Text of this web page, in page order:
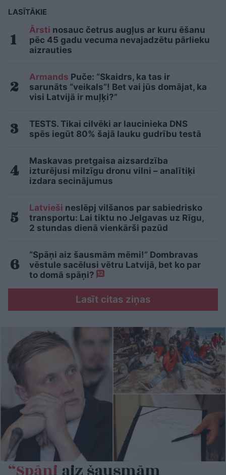
LASĪTĀKIE
Ārsti nosauc četrus augļus ar kuru ēšanu
pēc 45 gadu vecuma nevajadzētu pārlieku
aizrauties
Armands Puče: “Skaidrs, ka tas ir
sarunāts “veikals”! Bet vai jūs domājat, ka
visi Latvijā ir muļķi?”
TESTS. Tikai cilvēki ar laucinieka DNS
spēs iegūt 80% šajā lauku gudrību testā
Maskavas pretgaisa aizsardzība
izturējusi milzīgu dronu vilni – analītiķi
izdara secinājumus
Latvieši neslēpj vilšanos par sabiedrisko
transportu: Lai tiktu no Jelgavas uz Rīgu,
2 stundas dienā vienkārši pazūd
“Spāņi aiz šausmām mēmi!” Dombravas
vēstule sacēlusi vētru Latvijā, bet ko par
to domā spāņi? 12
Lasīt citas ziņas